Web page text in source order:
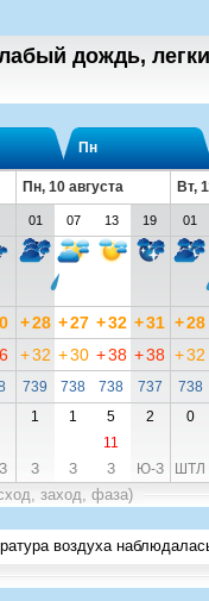
дождь,
Пн
Пн, 10 августа Вт,
01 07 13 19 01
+28 +27 +32 +31 +28
+32 +30 +38 +38 +32
739 738 738 737 738
1 1 5 2 0
11
З З З Ю-З ШТЛ
заход, фаза)
воздуха